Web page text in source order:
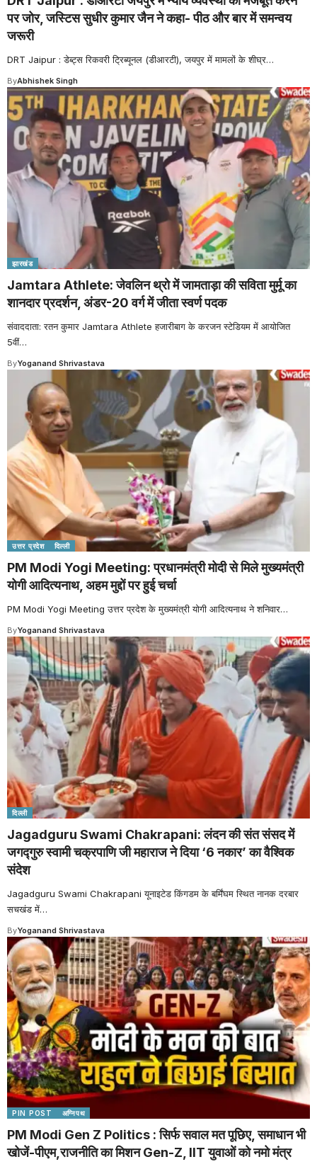
पर जोर, जस्टिस सुधीर कुमार जैन ने कहा- पीठ और बार में समन्वय
जरूरी
DRT Jaipur : डेब्ट्स रिकवरी ट्रिब्यूनल (डीआरटी), जयपुर में मामलों के शीघ्र…
ByAbhishek Singh
झारखंड
Jamtara Athlete: जेवलिन थ्रो में जामताड़ा की सविता मुर्मू का
शानदार प्रदर्शन, अंडर-20 वर्ग में जीता स्वर्ण पदक
संवाददाता: रतन कुमार Jamtara Athlete हजारीबाग के करजन स्टेडियम में आयोजित
5वीं…
ByYoganand Shrivastava
उत्तर प्रदेश दिल्ली
PM Modi Yogi Meeting: प्रधानमंत्री मोदी से मिले मुख्यमंत्री
योगी आदित्यनाथ, अहम मुद्दों पर हुई चर्चा
PM Modi Yogi Meeting उत्तर प्रदेश के मुख्यमंत्री योगी आदित्यनाथ ने शनिवार…
ByYoganand Shrivastava
दिल्ली
Jagadguru Swami Chakrapani: लंदन की संत संसद में
जगद्गुरु स्वामी चक्रपाणि जी महाराज ने दिया ‘6 नकार’ का वैश्विक
संदेश
Jagadguru Swami Chakrapani यूनाइटेड किंगडम के बर्मिंघम स्थित नानक दरबार
सचखंड में…
ByYoganand Shrivastava
PIN POST अग्निपथ
PM Modi Gen Z Politics : सिर्फ सवाल मत पूछिए, समाधान भी
खोजें-पीएम,राजनीति का मिशन Gen-Z, IIT युवाओं को नमो मंत्र